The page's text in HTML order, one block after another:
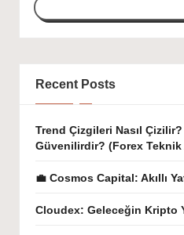
Recent Posts
Trend Çizgileri Nasıl
Güvenilirdir? (Forex Teknik
💼 Cosmos Capital: Akıllı
Cloudex: Geleceğin Kripto